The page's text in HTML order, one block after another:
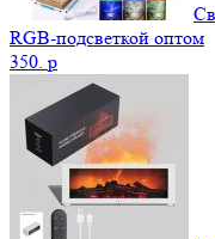
RGB-подсветкой оптом
350. p